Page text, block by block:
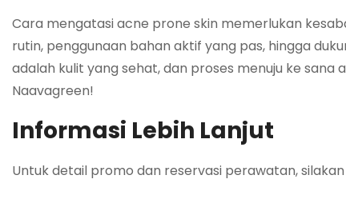
Cara mengatasi acne prone skin memerlukan
rutin, penggunaan bahan aktif yang pas, hingga
adalah kulit yang sehat, dan proses menuju ke
Naavagreen!
Informasi Lebih Lanjut
Untuk detail promo dan reservasi perawatan, silakan